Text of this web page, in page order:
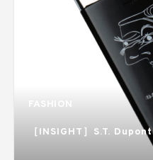
FASHION
［INSIGHT］S.T. Dupont